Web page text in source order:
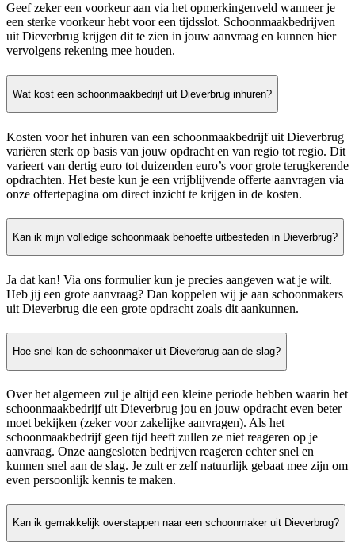
Geef zeker een voorkeur aan via het opmerkingenveld wanneer je
een sterke voorkeur hebt voor een tijdsslot. Schoonmaakbedrijven
uit Dieverbrug krijgen dit te zien in jouw aanvraag en kunnen hier
vervolgens rekening mee houden.
Wat kost een schoonmaakbedrijf uit Dieverbrug inhuren?
Kosten voor het inhuren van een schoonmaakbedrijf uit Dieverbrug
variëren sterk op basis van jouw opdracht en van regio tot regio. Dit
varieert van dertig euro tot duizenden euro’s voor grote terugkerende
opdrachten. Het beste kun je een vrijblijvende offerte aanvragen via
onze offertepagina om direct inzicht te krijgen in de kosten.
Kan ik mijn volledige schoonmaak behoefte uitbesteden in Dieverbrug?
Ja dat kan! Via ons formulier kun je precies aangeven wat je wilt.
Heb jij een grote aanvraag? Dan koppelen wij je aan schoonmakers
uit Dieverbrug die een grote opdracht zoals dit aankunnen.
Hoe snel kan de schoonmaker uit Dieverbrug aan de slag?
Over het algemeen zul je altijd een kleine periode hebben waarin het
schoonmaakbedrijf uit Dieverbrug jou en jouw opdracht even beter
moet bekijken (zeker voor zakelijke aanvragen). Als het
schoonmaakbedrijf geen tijd heeft zullen ze niet reageren op je
aanvraag. Onze aangesloten bedrijven reageren echter snel en
kunnen snel aan de slag. Je zult er zelf natuurlijk gebaat mee zijn om
even persoonlijk kennis te maken.
Kan ik gemakkelijk overstappen naar een schoonmaker uit Dieverbrug?